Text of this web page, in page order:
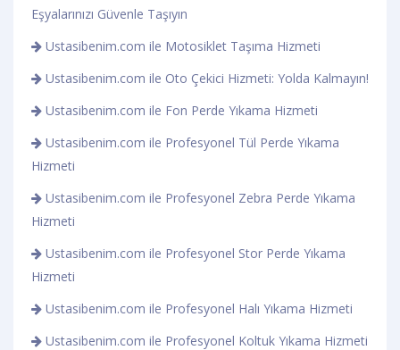
Eşyalarınızı Güvenle Taşıyın
Ustasibenim.com ile Motosiklet Taşıma Hizmeti
Ustasibenim.com ile Oto Çekici Hizmeti: Yolda Kalmayın!
Ustasibenim.com ile Fon Perde Yıkama Hizmeti
Ustasibenim.com ile Profesyonel Tül Perde Yıkama
Hizmeti
Ustasibenim.com ile Profesyonel Zebra Perde Yıkama
Hizmeti
Ustasibenim.com ile Profesyonel Stor Perde Yıkama
Hizmeti
Ustasibenim.com ile Profesyonel Halı Yıkama Hizmeti
Ustasibenim.com ile Profesyonel Koltuk Yıkama Hizmeti